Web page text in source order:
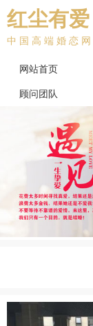
红尘有爱
中国高端婚恋网
网站首页
顾问团队